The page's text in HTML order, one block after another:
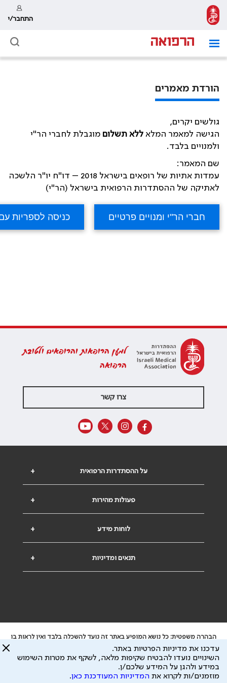
התחבר/י
הורדת מאמרים
גולשים יקרים,
הגישה למאמר המלא ללא תשלום מוגבלת לחברי הר"י
ולמנויים בלבד.
שם המאמר:
עמדות אתיות של רופאים בישראל 2018 – דו"ח יו"ר הלשכה
לאתיקה של ההסתדרות הרפואית בישראל (הר"י)
למען הרופאות והרופאים ולטובת
הרפואה
צרו קשר
+ על ההסתדרות הרפואית
+ פעולות מהירות
+ לוחות מידע
+ תנאים ומדיניות
הבהרה משפטית: כל נושא המופיע באתר זה נועד להשכלה בלבד ואין לראות בו
ייעוץ רפואי או משפטי. אין הר"י אחראית לתוכן המתפרסם באתר זה ולכל נזק
שעלול להיגרם.
ידוע לי שהר"י אוספת ושומרת מידע אישי לצורך מתן השרות וכי חלק ממנו עשוי
להיות מועבר לצדדים שלישיים, הכל בכפוף למדיניות הפרטיות
עדכנו את מדיניות הפרטיות באתר.
השינויים נועדו להבטיח שקיפות מלאה, לשקף את מטרות השימוש
במידע ולהגן על המידע שלכם/ן.
מוזמנים/ות לקרוא את המדיניות המעודכנת כאן.